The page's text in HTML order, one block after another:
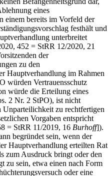
eines
einem bereits im Vorfeld der
festhält und
unterbreitet
452 = StRR 12/2020, 21
der
zu den
Hauptverhandlung im Rahmen
würden Vertrauensschutz
würde die Erteilung eines
2 Nr. 2 StPO), ist nicht
Unparteilichkeit zu rechtfertigen
Vorgaben entspricht
= StRR 11/2019, 16 Burhoff]).
begründet sein, wenn der
Hauptverhandlung erteilten Rat
zum Ausdruck bringt oder den
zu sein, etwa einen nach Form
oder eine